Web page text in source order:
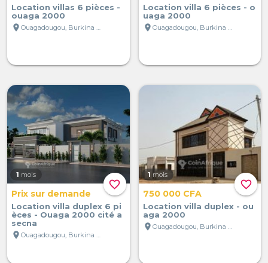
Location villas 6 pièces -
ouaga 2000
location_on
Location villa 6 pièces - o
uaga 2000
location_on
favorite_border
1 mois
Prix sur demande
Location villa duplex 6 pi
èces - Ouaga 2000 cité a
secna
location_on
favorite_border
1 mois
750 000 CFA
Location villa duplex - ou
aga 2000
location_on